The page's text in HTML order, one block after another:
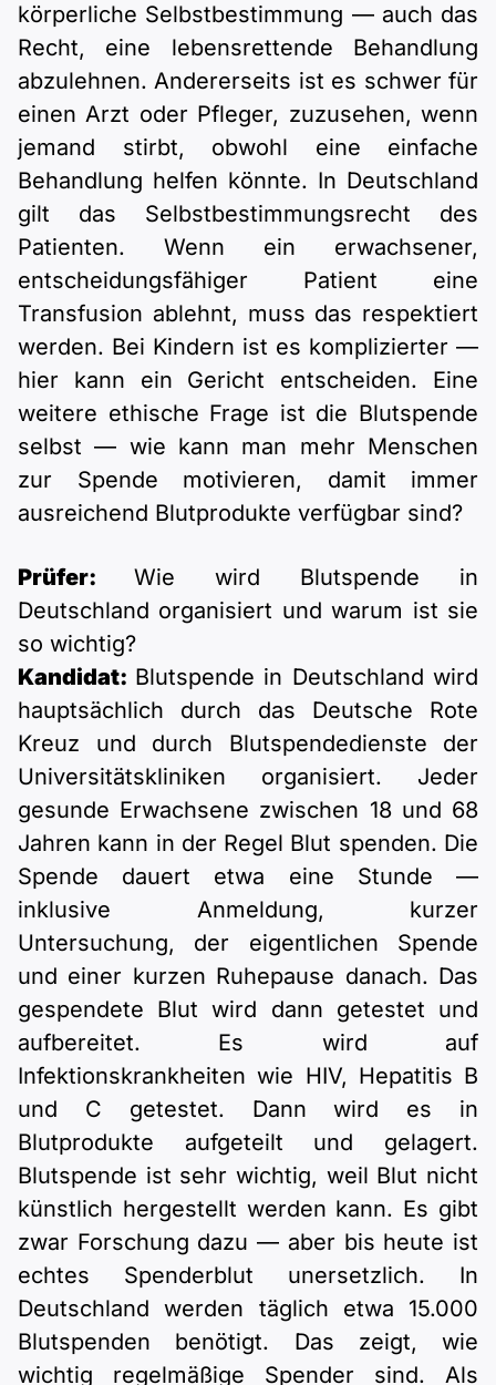
körperliche Selbstbestimmung — auch das
Recht, eine lebensrettende Behandlung
abzulehnen. Andererseits ist es schwer für
einen Arzt oder Pfleger, zuzusehen, wenn
jemand stirbt, obwohl eine einfache
Behandlung helfen könnte. In Deutschland
gilt das Selbstbestimmungsrecht des
Patienten. Wenn ein erwachsener,
entscheidungsfähiger Patient eine
Transfusion ablehnt, muss das respektiert
werden. Bei Kindern ist es komplizierter —
hier kann ein Gericht entscheiden. Eine
weitere ethische Frage ist die Blutspende
selbst — wie kann man mehr Menschen
zur Spende motivieren, damit immer
ausreichend Blutprodukte verfügbar sind?
Prüfer: Wie wird Blutspende in
Deutschland organisiert und warum ist sie
so wichtig?
Kandidat: Blutspende in Deutschland wird
hauptsächlich durch das Deutsche Rote
Kreuz und durch Blutspendedienste der
Universitätskliniken organisiert. Jeder
gesunde Erwachsene zwischen 18 und 68
Jahren kann in der Regel Blut spenden. Die
Spende dauert etwa eine Stunde —
inklusive Anmeldung, kurzer
Untersuchung, der eigentlichen Spende
und einer kurzen Ruhepause danach. Das
gespendete Blut wird dann getestet und
aufbereitet. Es wird auf
Infektionskrankheiten wie HIV, Hepatitis B
und C getestet. Dann wird es in
Blutprodukte aufgeteilt und gelagert.
Blutspende ist sehr wichtig, weil Blut nicht
künstlich hergestellt werden kann. Es gibt
zwar Forschung dazu — aber bis heute ist
echtes Spenderblut unersetzlich. In
Deutschland werden täglich etwa 15.000
Blutspenden benötigt. Das zeigt, wie
wichtig regelmäßige Spender sind. Als